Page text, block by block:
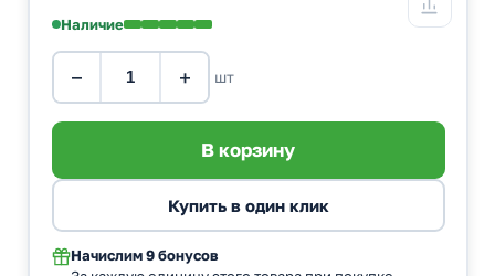
Наличие
− + шт
Начислим 9 бонусов